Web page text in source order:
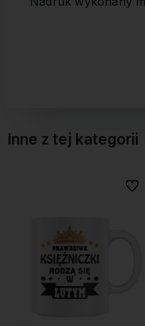
Inne z tej kategorii
Do
Do